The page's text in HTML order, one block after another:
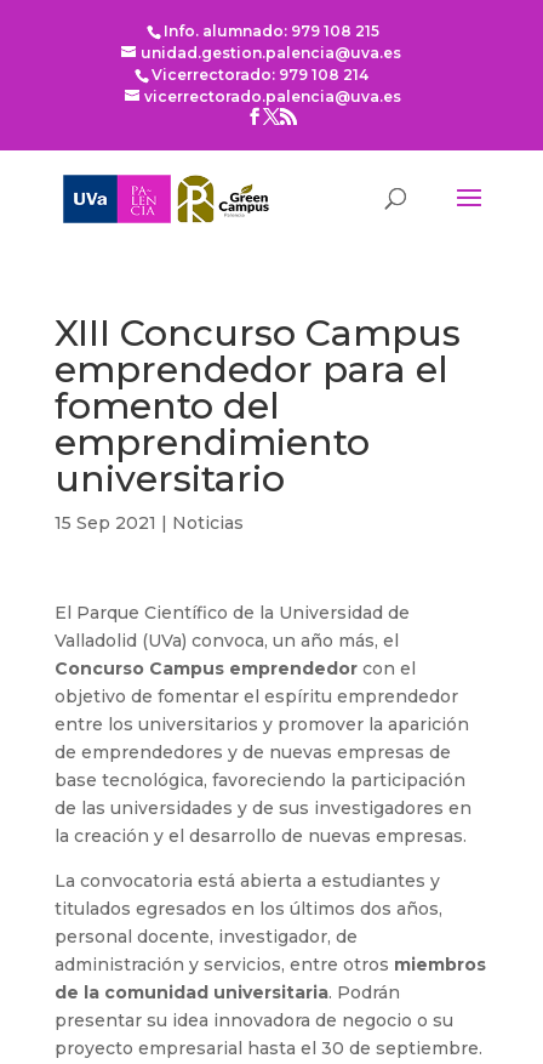
Info. alumnado: 979 108 215
unidad.gestion.palencia@uva.es
Vicerrectorado: 979 108 214
vicerrectorado.palencia@uva.es
XIII Concurso Campus
emprendedor para el
fomento del
emprendimiento
universitario
15 Sep 2021 | Noticias
El Parque Científico de la Universidad de
Valladolid (UVa) convoca, un año más, el
Concurso Campus emprendedorcon el
objetivo de fomentar el espíritu emprendedor
entre los universitarios y promover la aparición
de emprendedores y de nuevas empresas de
base tecnológica, favoreciendo la participación
de las universidades y de sus investigadores en
la creación y el desarrollo de nuevas empresas.
La convocatoria está abierta a estudiantes y
titulados egresados en los últimos dos años,
personal docente, investigador, de
administración y servicios, entre otros miembros
de la comunidad universitaria. Podrán
presentar su idea innovadora de negocio o su
proyecto empresarial hasta el 30 de septiembre.